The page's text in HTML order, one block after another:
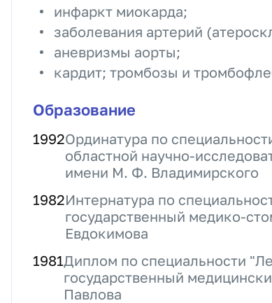
инфаркт миокарда;
заболевания артерий
аневризмы аорты;
кардит; тромбозы и
Образование
1992Ординатура по
областной научно-
имени М. Ф. Владимирского
1982Интернатура по
государственный медико-
Евдокимова
1981Диплом по специальности
государственный
Павлова